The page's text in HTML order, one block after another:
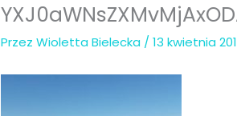
PrzezWioletta Bielecka /13 kwietnia